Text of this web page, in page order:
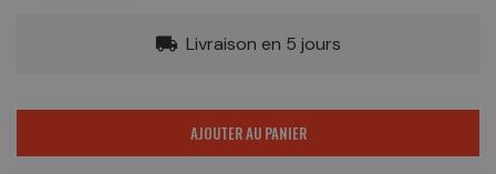
local_shipping Livraison en 5 jours
AJOUTER AU PANIER